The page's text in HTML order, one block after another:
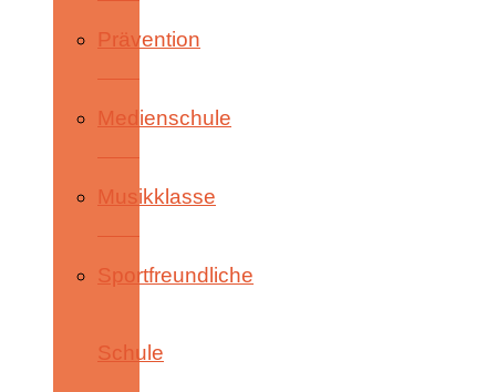
Prävention
Medienschule
Musikklasse
Sportfreundliche
Schule